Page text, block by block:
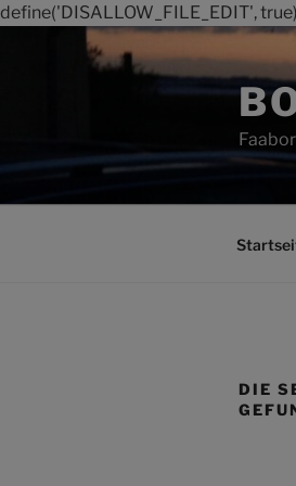
define('DISALLOW_FILE_EDIT',
DIE